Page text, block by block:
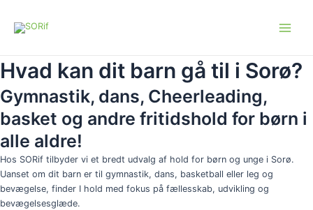
indholdet
Menu
Hvad kan dit barn gå til i Sorø?
Gymnastik, dans, Cheerleading,
basket og andre fritidshold for børn i
alle aldre!
Hos SORif tilbyder vi et bredt udvalg af hold for børn og unge i Sorø.
Uanset om dit barn er til gymnastik, dans, basketball eller leg og
bevægelse, finder I hold med fokus på fællesskab, udvikling og
bevægelsesglæde.